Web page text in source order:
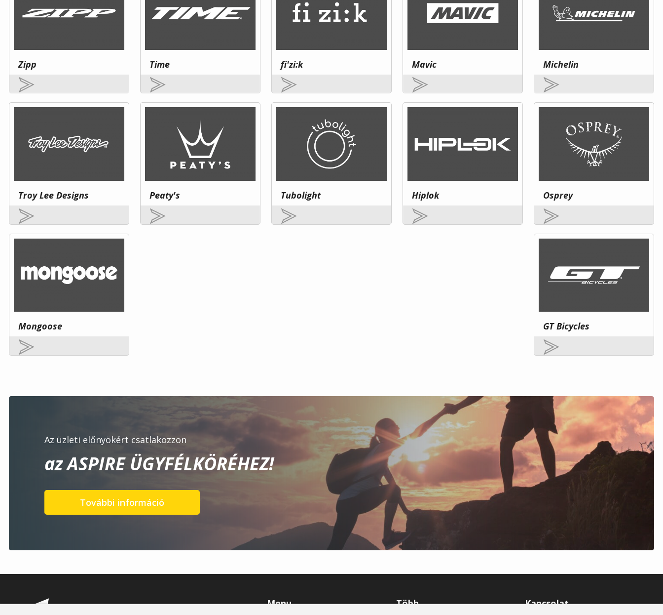
Zipp Time fi'zi:k Mavic Michelin
Troy Lee Designs Peaty's Tubolight Hiplok Osprey
Mongoose GT Bicycles
Az üzleti előnyökért csatlakozzon
az ASPIRE ÜGYFÉLKÖRÉHEZ!
További információ
Menu Több Kapcsolat